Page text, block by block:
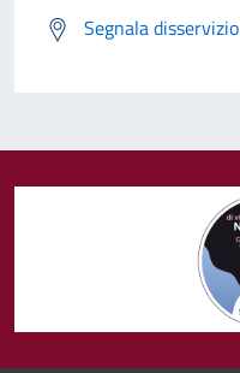
Segnala disservizio